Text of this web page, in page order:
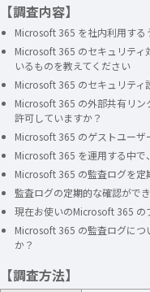
【調査内容】
Microsoft 365 を社内利用する
Microsoft 365 のセキュリティ
いるものを教えてください
Microsoft 365 のセキュリティ
Microsoft 365 の外部共有リン
許可していますか？
Microsoft 365 のゲストユーザ
Microsoft 365 を運用する中で
Microsoft 365 の監査ログを定
監査ログの定期的な確認がで
現在お使いのMicrosoft 365 の
Microsoft 365 の監査ログにつ
か？
【調査方法】